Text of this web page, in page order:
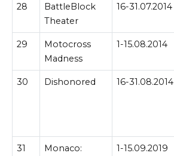
28
BattleBlock
Theater
16-31.07.2014
29
Motocross
Madness
1-15.08.2014
30 Dishonored 16-31.08.2014
31
Monaco:
1-15.09.2019